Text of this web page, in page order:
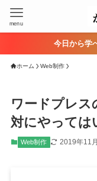
menu
今日から学
ホーム Web制作
ワードプレス
対にやっては
Web制作 2019年11